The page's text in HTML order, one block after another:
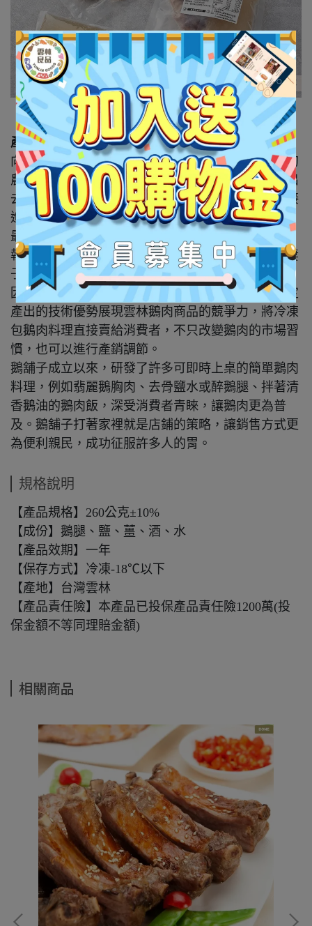
【品牌介紹】
產地安心、生態共好、簡單好食
向天歌執行長蔡英地曾參加一場由蔡英文總統主持的
農漁民座談會。有一位鵝農向蔡總統反映「鵝賣不出
去」，因為肉鵝的通路九成都集中在餐廳，極少直接
進入家庭。疫情導致餐廳生意不佳，鵝隻無法銷售，
最終只能被撲殺。
執行長蔡英地苦思如何解決產銷失衡的問題，剛好妻
子的兩個妹妹，一個擅長料理，一個擅長影像拍攝，
因此共同打造了鵝肉料理品牌「鵝舖子」。透過穩定
產出的技術優勢展現雲林鵝肉商品的競爭力，將冷凍
包鵝肉料理直接賣給消費者，不只改變鵝肉的市場習
慣，也可以進行產銷調節。
鵝舖子成立以來，研發了許多可即時上桌的簡單鵝肉
料理，例如翡麗鵝胸肉、去骨鹽水或醉鵝腿、拌著清
香鵝油的鵝肉飯，深受消費者青睞，讓鵝肉更為普
及。鵝舖子打著家裡就是店鋪的策略，讓銷售方式更
為便利親民，成功征服許多人的胃。
規格說明
【產品規格】260公克±10%
【成份】鵝腿、鹽、薑、酒、水
【產品效期】一年
【保存方式】冷凍-18℃以下
【產地】台灣雲林
【產品責任險】本產品已投保產品責任險1200萬(投
保金額不等同理賠金額)
相關商品